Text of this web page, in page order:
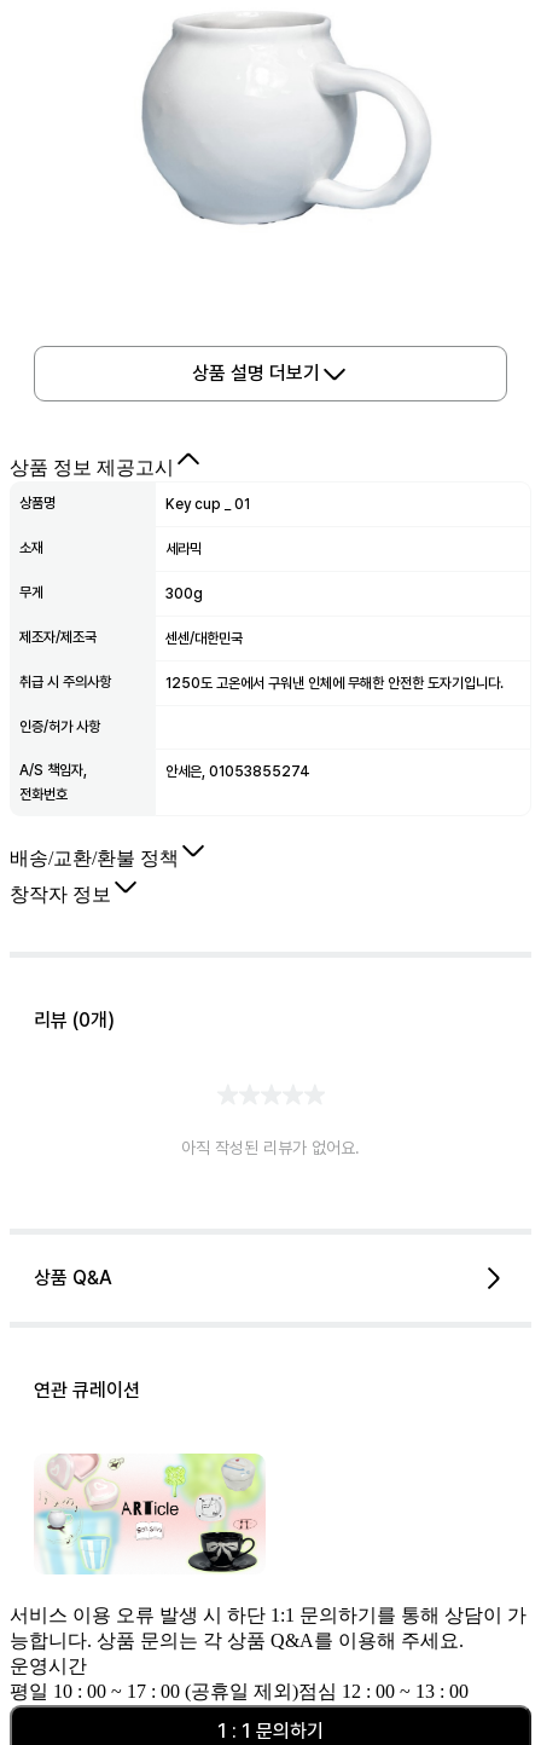
상품 설명 더보기
상품 정보 제공고시
상품명 Key cup _ 01
소재 세라믹
무게 300g
제조자/제조국 센센/대한민국
취급 시 주의사항 1250도 고온에서 구워낸 인체에 무해한 안전한 도자기입니다.
인증/허가 사항
A/S 책임자,
전화번호
안세은, 01053855274
배송/교환/환불 정책
창작자 정보
리뷰 (0개)
아직 작성된 리뷰가 없어요.
상품 Q&A
연관 큐레이션
서비스 이용 오류 발생 시 하단 1:1 문의하기를 통해 상담이 가
능합니다. 상품 문의는 각 상품 Q&A를 이용해 주세요.
운영시간
평일 10 : 00 ~ 17 : 00 (공휴일 제외)점심 12 : 00 ~ 13 : 00
1 : 1 문의하기